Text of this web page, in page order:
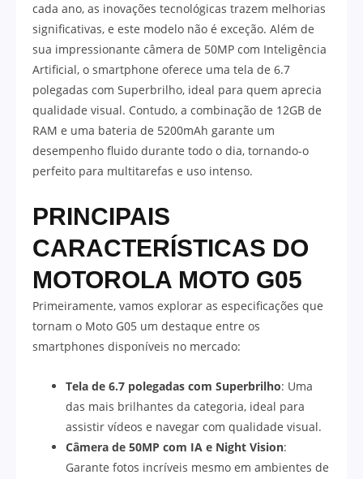
cada ano, as inovações tecnológicas trazem melhorias
significativas, e este modelo não é exceção. Além de
sua impressionante câmera de 50MP com Inteligência
Artificial, o smartphone oferece uma tela de 6.7
polegadas com Superbrilho, ideal para quem aprecia
qualidade visual. Contudo, a combinação de 12GB de
RAM e uma bateria de 5200mAh garante um
desempenho fluido durante todo o dia, tornando-o
perfeito para multitarefas e uso intenso.
PRINCIPAIS
CARACTERÍSTICAS DO
MOTOROLA MOTO G05
Primeiramente, vamos explorar as especificações que
tornam o Moto G05 um destaque entre os
smartphones disponíveis no mercado:
Tela de 6.7 polegadas com Superbrilho: Uma
das mais brilhantes da categoria, ideal para
assistir vídeos e navegar com qualidade visual.
Câmera de 50MP com IA e Night Vision:
Garante fotos incríveis mesmo em ambientes de